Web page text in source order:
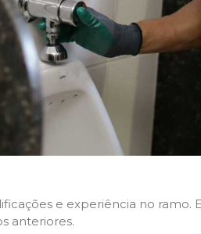
e experiência no ramo.
anteriores.